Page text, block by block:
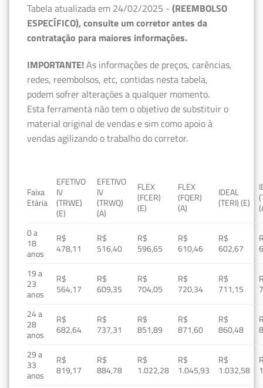
Tabela atualizada em 24/02/2025 - (REEMBOLSO
ESPECÍFICO), consulte um corretor antes da
contratação para maiores informações.
IMPORTANTE!As informações de preços, carências,
redes, reembolsos, etc, contidas nesta tabela,
podem sofrer alterações a qualquer momento.
Esta ferramenta não tem o objetivo de substituir o
material original de vendas e sim como apoio à
vendas agilizando o trabalho do corretor.
Faixa
Etária
EFETIVO
IV
(TRWE)
(E)
EFETIVO
IV
(TRWQ)
(A)
FLEX
(FCER)
(E)
FLEX
(FQER)
(A)
IDEAL
(TERI) (E)
0 a
18
anos
R$
478,11
R$
516,40
R$
596,65
R$
610,46
R$
602,67
19 a
23
anos
R$
564,17
R$
609,35
R$
704,05
R$
720,34
R$
711,15
24 a
28
anos
R$
682,64
R$
737,31
R$
851,89
R$
871,60
R$
860,48
29 a
33
anos
R$
819,17
R$
884,78
R$
1.022,28
R$
1.045,93
R$
1.032,58